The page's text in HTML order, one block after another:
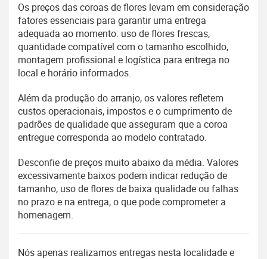
Os preços das coroas de flores levam em consideração
fatores essenciais para garantir uma entrega
adequada ao momento: uso de flores frescas,
quantidade compatível com o tamanho escolhido,
montagem profissional e logística para entrega no
local e horário informados.
Além da produção do arranjo, os valores refletem
custos operacionais, impostos e o cumprimento de
padrões de qualidade que asseguram que a coroa
entregue corresponda ao modelo contratado.
Desconfie de preços muito abaixo da média. Valores
excessivamente baixos podem indicar redução de
tamanho, uso de flores de baixa qualidade ou falhas
no prazo e na entrega, o que pode comprometer a
homenagem.
Nós apenas realizamos entregas nesta localidade e